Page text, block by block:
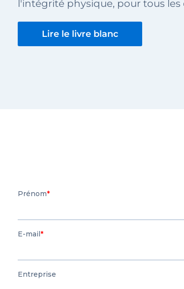
l'intégrité physique, pour tous les
Lire le livre blanc